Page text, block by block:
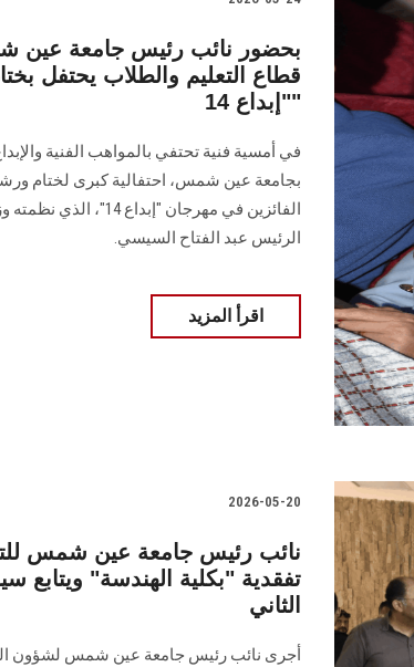
بحضور نائب رئيس جامعة عين
قطاع التعليم والطلاب يحتفل
"إبداع 14"
في أمسية فنية تحتفي بالمواهب الفنية
الفائزين في مهرجان
الرئيس عبد الفتاح السيسي.
اقرأ المزيد
2026-05-20
نائب رئيس جامعة عين شمس
تفقدية "بكلية الهندسة" ويتابع
الثاني
أجرى نائب رئيس جامعة عين شمس لشؤون